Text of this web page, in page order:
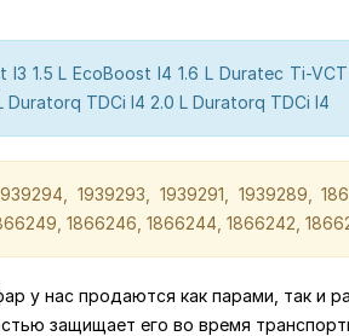
I3 1.5 L EcoBoost I4 1.6 L Duratec Ti-
Duratorq TDCi I4 2.0 L Duratorq TDCi I4
1939293, 1939291, 1939289,
1866246, 1866244, 1866242,
у нас продаются как парами, так и
защищает его во время